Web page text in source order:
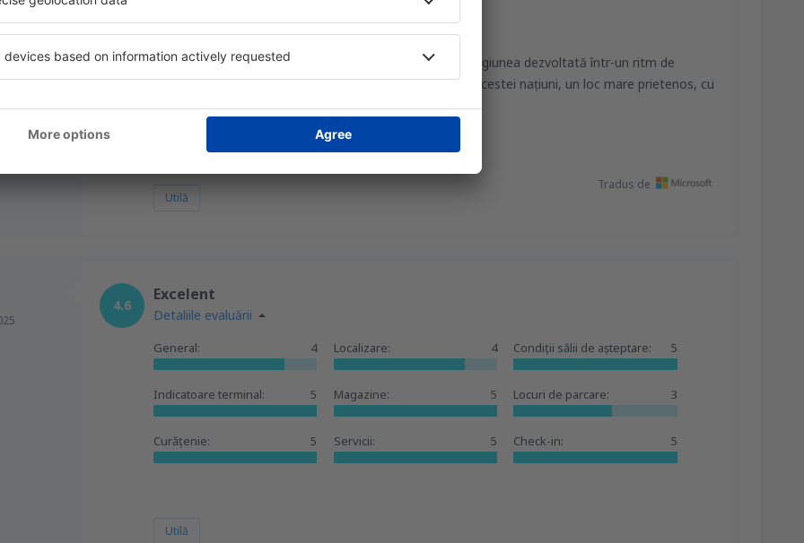
4.1
Detaliile evaluării
Un aeroport bun, dar nu va rămâne prea mult timp cu regiunea dezvoltată într-un ritm de
creștere. Mare pentru economie și toată puterea de a acestei națiuni, un loc mare prietenos, cu
un ritm invidios de viață.
Această recenzie este tradusă automat
Utilă
Tradus de
4.6
Excelent
Detaliile evaluării
General: 4 Localizare: 4 Condiții sălii de așteptare: 5
Indicatoare terminal: 5 Magazine: 5 Locuri de parcare: 3
Curățenie: 5 Servicii: 5 Check-in: 5
Utilă